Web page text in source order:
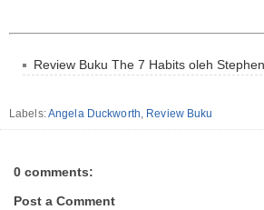
Review Buku The 7 Habits oleh
Labels:Angela Duckworth, Review Buku
0 comments:
Post a Comment